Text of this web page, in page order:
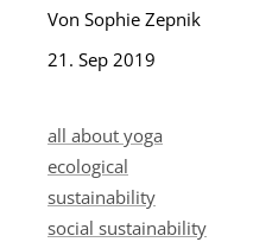
Von Sophie Zepnik
21. Sep 2019
all about yoga
ecological
sustainability
social sustainability